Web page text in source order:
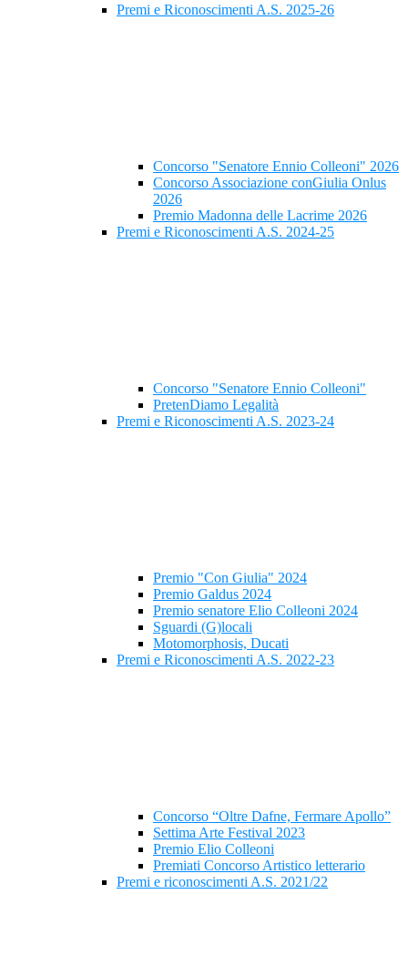
Premi e Riconoscimenti A.S. 2025-26
Concorso "Senatore Ennio Colleoni" 2026
Concorso Associazione conGiulia Onlus
2026
Premio Madonna delle Lacrime 2026
Premi e Riconoscimenti A.S. 2024-25
Concorso "Senatore Ennio Colleoni"
PretenDiamo Legalità
Premi e Riconoscimenti A.S. 2023-24
Premio "Con Giulia" 2024
Premio Galdus 2024
Premio senatore Elio Colleoni 2024
Sguardi (G)locali
Motomorphosis, Ducati
Premi e Riconoscimenti A.S. 2022-23
Concorso “Oltre Dafne, Fermare Apollo”
Settima Arte Festival 2023
Premio Elio Colleoni
Premiati Concorso Artistico letterario
Premi e riconoscimenti A.S. 2021/22